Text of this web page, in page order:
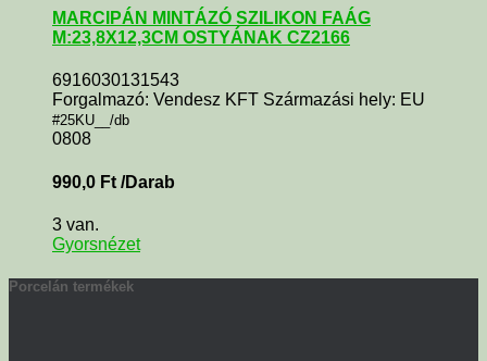
MARCIPÁN MINTÁZÓ SZILIKON FAÁG
M:23,8X12,3CM OSTYÁNAK CZ2166
6916030131543
Forgalmazó: Vendesz KFT Származási hely: EU
#25KU__/db
0808
990,0 Ft /Darab
3 van.
Gyorsnézet
Porcelán termékek